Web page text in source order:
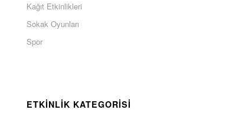
Kağıt Etkinlikleri
Sokak Oyunları
Spor
ETKINLIK KATEGORISI